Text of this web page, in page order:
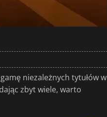
niezależnych tytułów w
zbyt wiele, warto